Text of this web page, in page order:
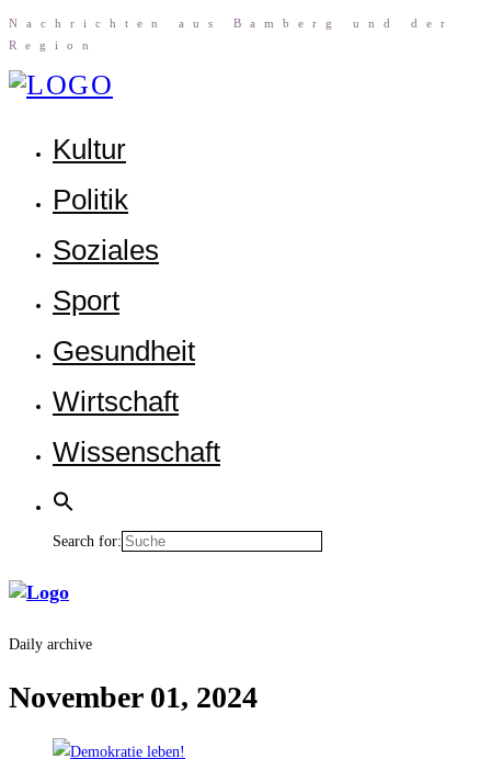
Nach­rich­ten aus Bam­berg und der
Region
Kul­tur
Poli­tik
Sozia­les
Sport
Gesund­heit
Wirt­schaft
Wis­sen­schaft
Search for:
Daily archive
November 01, 2024